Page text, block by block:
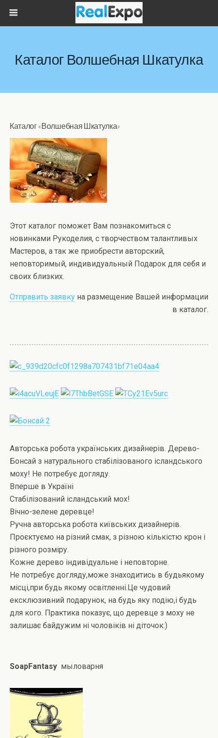
Каталог Волшебная Шкатулка
Каталог «Волшебная Шкатулка»
Этот каталог поможет Вам познакомиться с
новинками Рукоделия, с творчеством талантливых
Мастеров, а так же приобрести авторский,
неповторимый, индивидуальный Подарок для себя и
своих близких.
Отправить заявку на размещение Вашей информации
в каталог.
Авторська робота українських дизайнерів. Дерево-
Бонсай з натурального стабілізованого ісландського
моху! Не потребує догляду.
Вперше в Україні
Стабілізований ісландський мох!
Вічно-зелене деревце!
Ручна авторська робота київських дизайнерів.
Проєктуємо на різний смак, з різною кількістю крон і
різного розміру.
Кожне дерево індивідуальне і неповторне.
Не потребує догляду,може знаходитись в будьякому
місці,при будь якому освітленні.Це чудовий
ексклюзивний подарунок, на будь яку подію,і будь
для кого. Практика показує, що деревце з моху не
залишає байдужим ні чоловіків ні діточок:)
SoapFantasy мыловарня